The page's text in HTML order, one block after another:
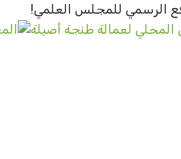
الرسمي للمجلس العلمي!